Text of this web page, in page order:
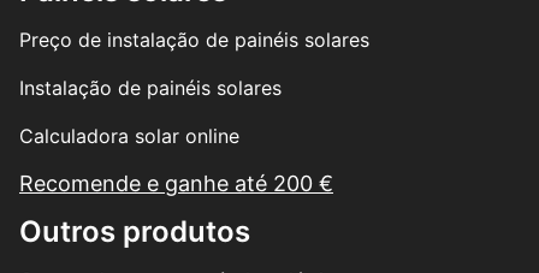
Preço de instalação de painéis solares
Instalação de painéis solares
Calculadora solar online
Recomende e ganhe até 200 €
Outros produtos